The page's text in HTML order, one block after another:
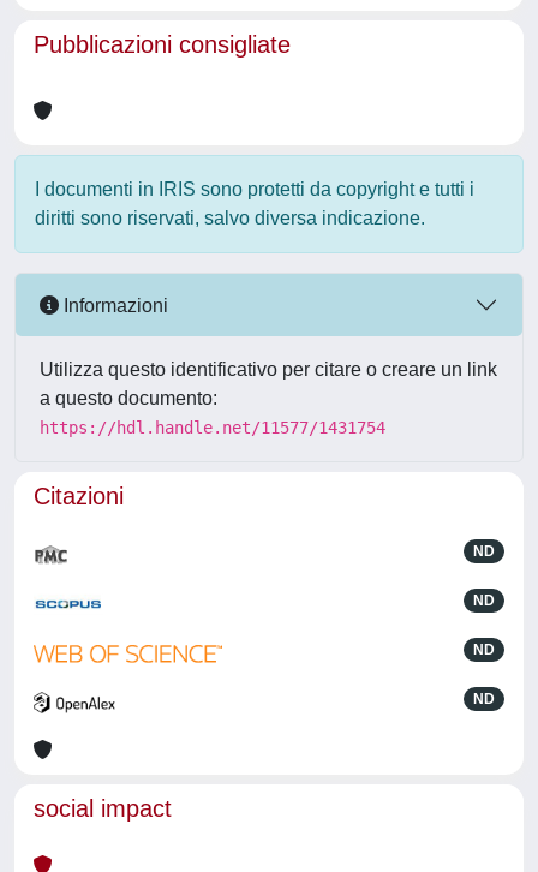
Pubblicazioni consigliate
I documenti in IRIS sono protetti da copyright e tutti i
diritti sono riservati, salvo diversa indicazione.
Informazioni
Utilizza questo identificativo per citare o creare un link
a questo documento:
https://hdl.handle.net/11577/1431754
Citazioni
ND
ND
ND
ND
social impact